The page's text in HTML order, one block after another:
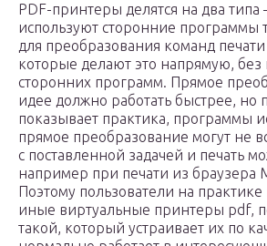
PDF-принтеры делятся на два
используют сторонние программы
для преобразования команд
которые делают это напрямую, без
сторонних программ. Прямое
идее должно работать быстрее, но
показывает практика, программы
прямое преобразование могут не
с поставленной задачей и печать
например при печати из браузера
Поэтому пользователи на
иные виртуальные принтеры pdf,
такой, который устраивает их по